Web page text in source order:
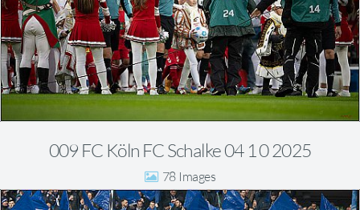
009 FC Köln FC Schalke 04 1 0 2025
78